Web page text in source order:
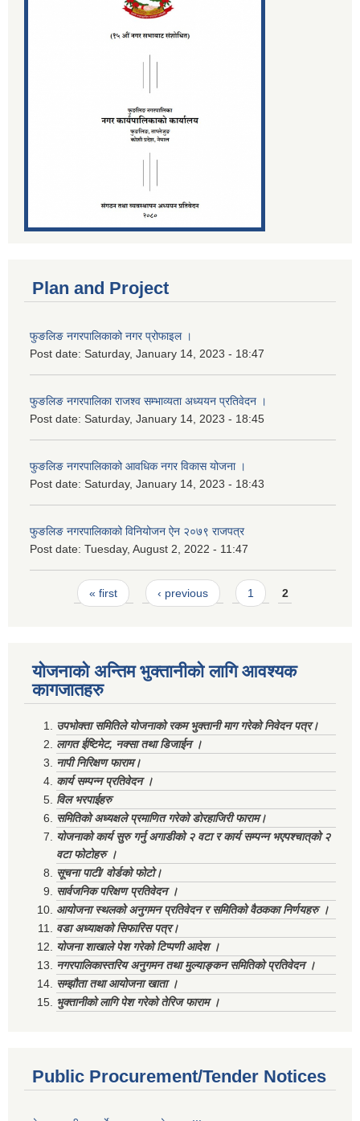
Plan and Project
फुङलिङ नगरपालिकाको नगर प्रोफाइल ।
Post date: Saturday, January 14, 2023 - 18:47
फुङलिङ नगरपालिका राजश्व सम्भाव्यता अध्ययन प्रतिवेदन ।
Post date: Saturday, January 14, 2023 - 18:45
फुङलिङ नगरपालिकाको आवधिक नगर विकास योजना ।
Post date: Saturday, January 14, 2023 - 18:43
फुङलिङ नगरपालिकाको विनियोजन ऐन २०७९ राजपत्र
Post date: Tuesday, August 2, 2022 - 11:47
Pages« first ‹ previous 1 2
योजनाको अन्तिम भुक्तानीको लागि आवश्यक
कागजातहरु
उपभोक्ता समितिले योजनाको रकम भुक्तानी माग गरेको निवेदन पत्र।
लागत ईष्टिमेट, नक्सा तथा डिजाईन ।
नापी निरिक्षण फाराम।
कार्य सम्पन्न प्रतिवेदन ।
विल भरपाईहरु
समितिको अध्यक्षले प्रमाणित गरेको डोरहाजिरी फाराम।
योजनाको कार्य सुरु गर्नु अगाडीको २ वटा र कार्य सम्पन्न भएपश्चात्‌को २
वटा फोटोहरु ।
सूचना पाटी/ वोर्डको फोटो।
सार्वजनिक परिक्षण प्रतिवेदन ।
आयोजना स्थलको अनुगमन प्रतिवेदन र समितिको वैठकका निर्णयहरु ।
वडा अध्याक्षको सिफारिस पत्र।
योजना शाखाले पेश गरेको टिप्पणी आदेश ।
नगरपालिकास्तरिय अनुगमन तथा मुल्याङ्कन समितिको प्रतिवेदन ।
सम्झौता तथा आयोजना खाता ।
भुक्तानीको लागि पेश गरेको तेरिज फाराम ।
Public Procurement/Tender Notices